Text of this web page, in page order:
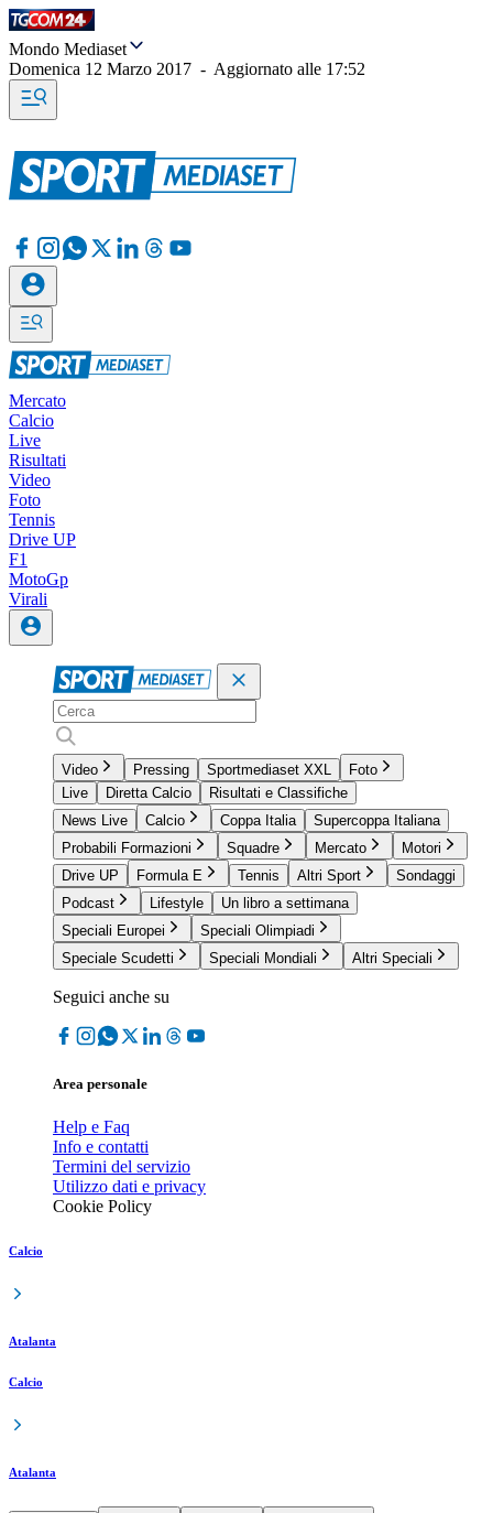
Mondo Mediaset
Domenica 12 Marzo 2017 - Aggiornato alle 17:52
Mercato
Calcio
Live
Risultati
Video
Foto
Tennis
Drive UP
F1
MotoGp
Virali
Video Pressing Sportmediaset XXL
Foto
Live
Diretta Calcio
Risultati e Classifiche
News Live
Calcio Coppa Italia
Supercoppa Italiana
Probabili Formazioni
Squadre Mercato
Motori
Drive UP
Formula E Tennis Altri Sport
Sondaggi
Podcast
Lifestyle
Un libro a settimana
Speciali Europei
Speciali Olimpiadi
Speciale Scudetti
Speciali Mondiali Altri Speciali
Seguici anche su
Area personale
Help e Faq
Info e contatti
Termini del servizio
Utilizzo dati e privacy
Cookie Policy
Calcio
Atalanta
Calcio
Atalanta